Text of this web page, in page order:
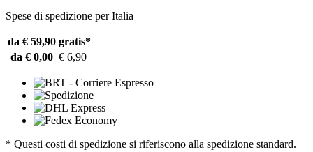
Spese di spedizione per Italia
da € 59,90 gratis*
da € 0,00 € 6,90
* Questi costi di spedizione si riferiscono alla spedizione standard.